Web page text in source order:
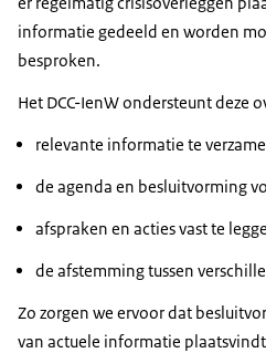
informatie gedeeld en worden
besproken.
Het DCC-IenW ondersteunt deze
relevante informatie te
de agenda en besluitvorming
afspraken en acties vast te
de afstemming tussen
Zo zorgen we ervoor dat
van actuele informatie